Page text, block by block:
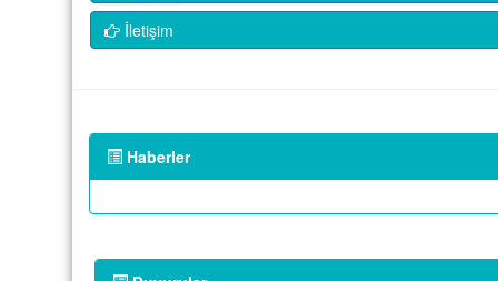
İletişim
Haberler